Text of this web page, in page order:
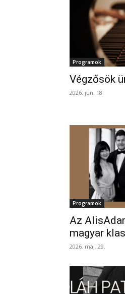
Programok
Végzősök
2026. jún. 18.
Programok
Az
magyar
2026. máj. 29.